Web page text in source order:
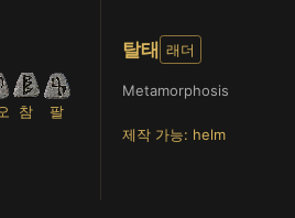
참 팔
탈태 래더
Metamorphosis
제작 가능: helm